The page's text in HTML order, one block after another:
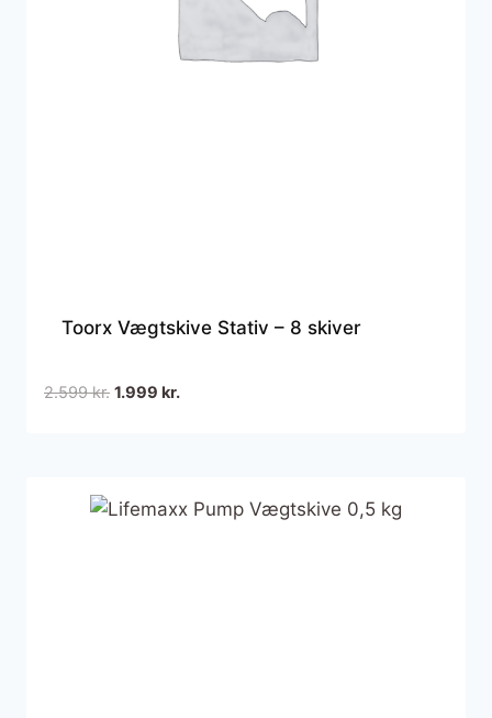
Toorx Vægtskive Stativ – 8 skiver
2.599kr. Den
1.999 kr.Den